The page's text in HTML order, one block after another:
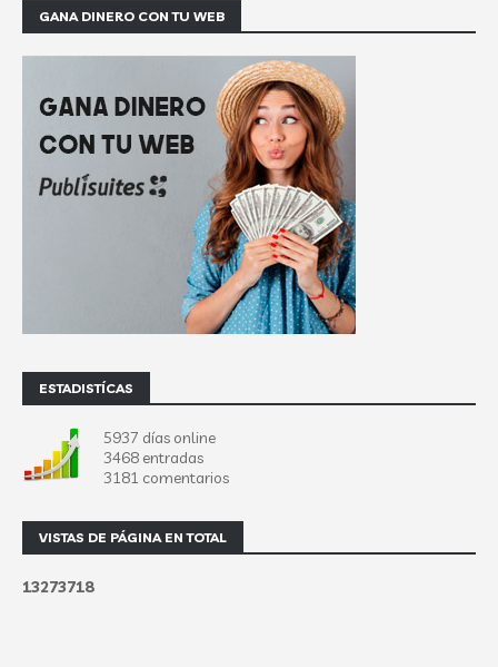
GANA DINERO CON TU WEB
ESTADISTÍCAS
5937 días online
3468 entradas
3181 comentarios
VISTAS DE PÁGINA EN TOTAL
13273718